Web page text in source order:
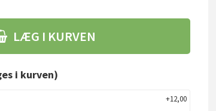
LÆG I KURVEN
i kurven)
+12,00